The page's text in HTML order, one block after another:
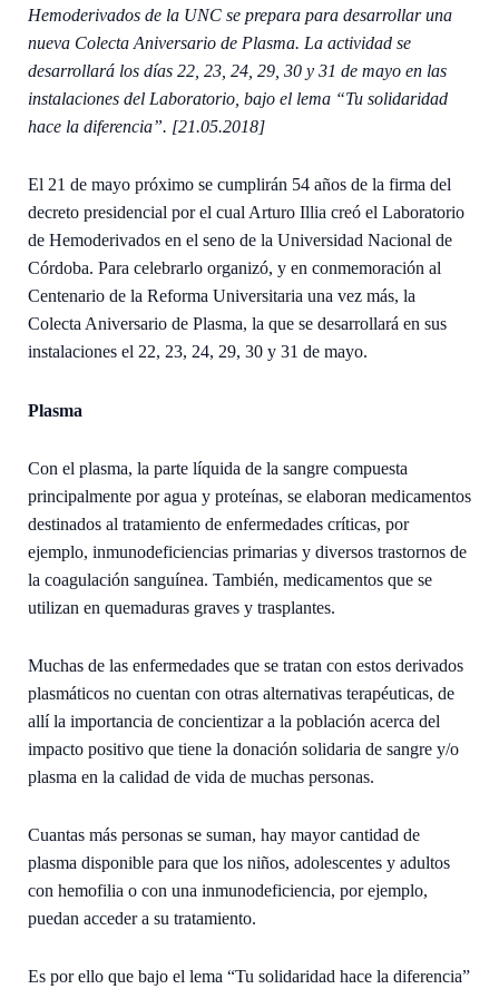
Hemoderivados de la UNC se prepara para desarrollar una
nueva Colecta Aniversario de Plasma. La actividad se
desarrollará los días 22, 23, 24, 29, 30 y 31 de mayo en las
instalaciones del Laboratorio, bajo el lema “Tu solidaridad
hace la diferencia”. [21.05.2018]
El 21 de mayo próximo se cumplirán 54 años de la firma del
decreto presidencial por el cual Arturo Illia creó el Laboratorio
de Hemoderivados en el seno de la Universidad Nacional de
Córdoba. Para celebrarlo organizó, y en conmemoración al
Centenario de la Reforma Universitaria una vez más, la
Colecta Aniversario de Plasma, la que se desarrollará en sus
instalaciones el 22, 23, 24, 29, 30 y 31 de mayo.
Plasma
Con el plasma, la parte líquida de la sangre compuesta
principalmente por agua y proteínas, se elaboran medicamentos
destinados al tratamiento de enfermedades críticas, por
ejemplo, inmunodeficiencias primarias y diversos trastornos de
la coagulación sanguínea. También, medicamentos que se
utilizan en quemaduras graves y trasplantes.
Muchas de las enfermedades que se tratan con estos derivados
plasmáticos no cuentan con otras alternativas terapéuticas, de
allí la importancia de concientizar a la población acerca del
impacto positivo que tiene la donación solidaria de sangre y/o
plasma en la calidad de vida de muchas personas.
Cuantas más personas se suman, hay mayor cantidad de
plasma disponible para que los niños, adolescentes y adultos
con hemofilia o con una inmunodeficiencia, por ejemplo,
puedan acceder a su tratamiento.
Es por ello que bajo el lema “Tu solidaridad hace la diferencia”